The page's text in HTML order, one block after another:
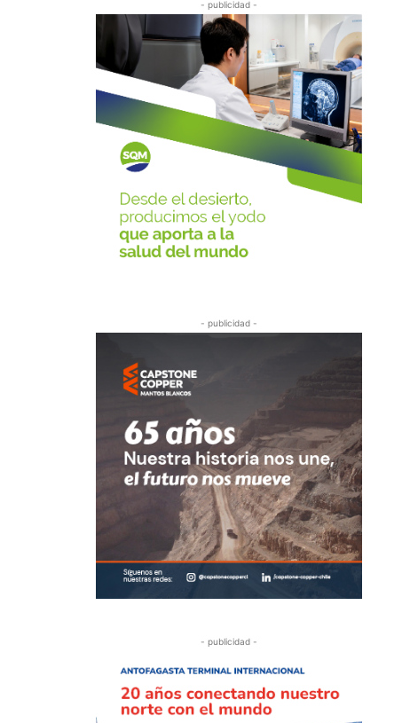
- publicidad -
- publicidad -
- publicidad -